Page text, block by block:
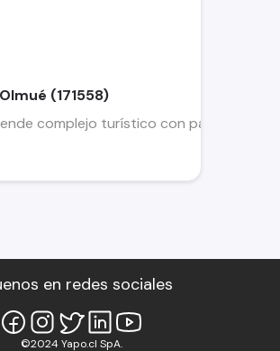
(171558)
vende complejo turístico con
en redes sociales
©2024 Yapo.cl SpA.